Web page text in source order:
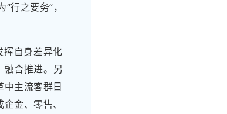
行之要务”，
挥自身差异化
融合推进。另
主流客群日
金、零售、